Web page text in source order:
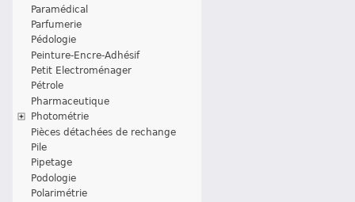
Paramédical
Parfumerie
Pédologie
Peinture-Encre-Adhésif
Petit Electroménager
Pétrole
Pharmaceutique
Photométrie
Pièces détachées de rechange
Pile
Pipetage
Podologie
Polarimétrie